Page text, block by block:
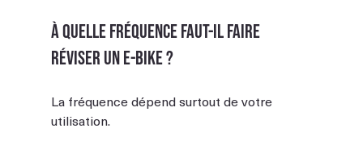
À quelle fréquence faut-il faire
réviser un e-bike ?
La fréquence dépend surtout de votre
utilisation.